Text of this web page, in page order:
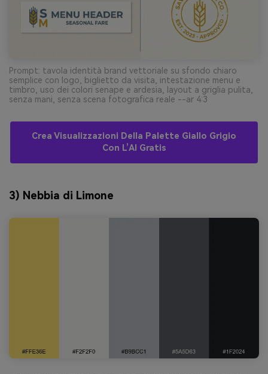
Prompt: tavola identità brand vettoriale su sfondo chiaro
semplice con logo, biglietto da visita, intestazione menu e
timbro, uso dei colori senape e ardesia, layout a griglia pulita,
senza mani, senza scena fotografica reale --ar 4:3
Crea Visualizzazioni Della Palette Giallo Grigio
Con L’AI Gratis
3) Nebbia di Limone